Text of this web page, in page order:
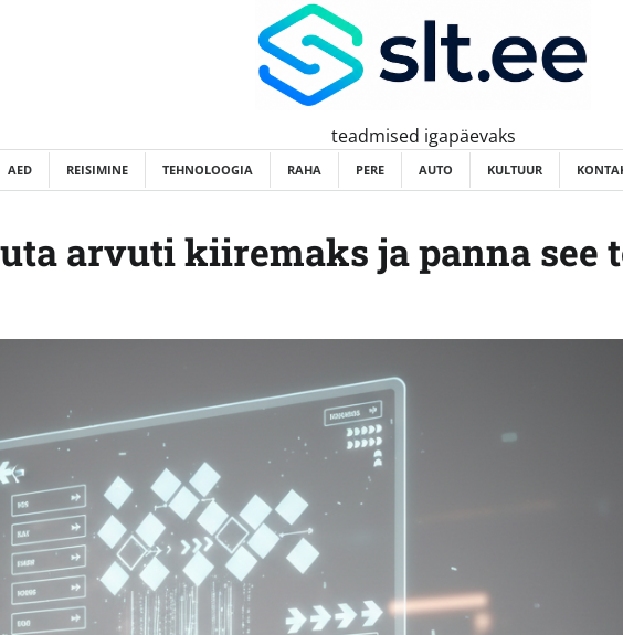
teadmised igapäevaks
AED REISIMINE TEHNOLOOGIA RAHA PERE AUTO KULTUUR
arvuti kiiremaks ja panna see